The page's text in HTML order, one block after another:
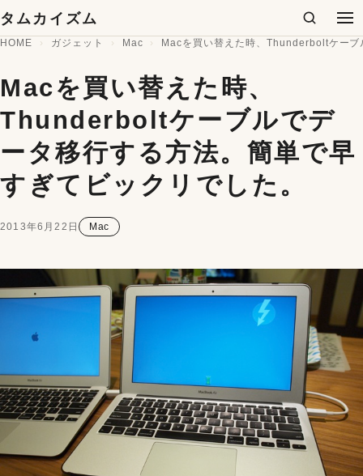
コンテンツへスキップ
タムカイズム 検索 メ
HOME ガジェット Mac Macを買い替えた時、Thunderboltケーブ
Macを買い替えた時、
Thunderboltケーブルでデ
ータ移行する方法。簡単で早
すぎてビックリでした。
2013年6月22日 Mac